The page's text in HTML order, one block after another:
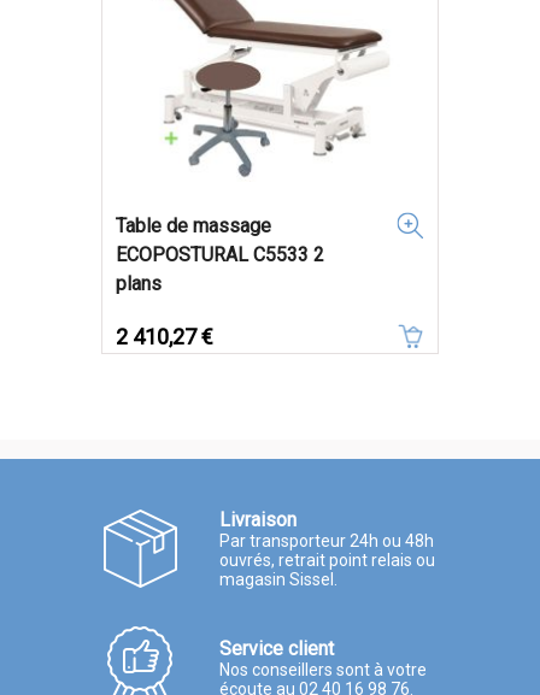
Table de massage
ECOPOSTURAL C5533 2
plans
Prix
2 410,27 €
Livraison
Par transporteur 24h ou 48h
ouvrés, retrait point relais ou
magasin Sissel.
Service client
Nos conseillers sont à votre
écoute au 02 40 16 98 76.